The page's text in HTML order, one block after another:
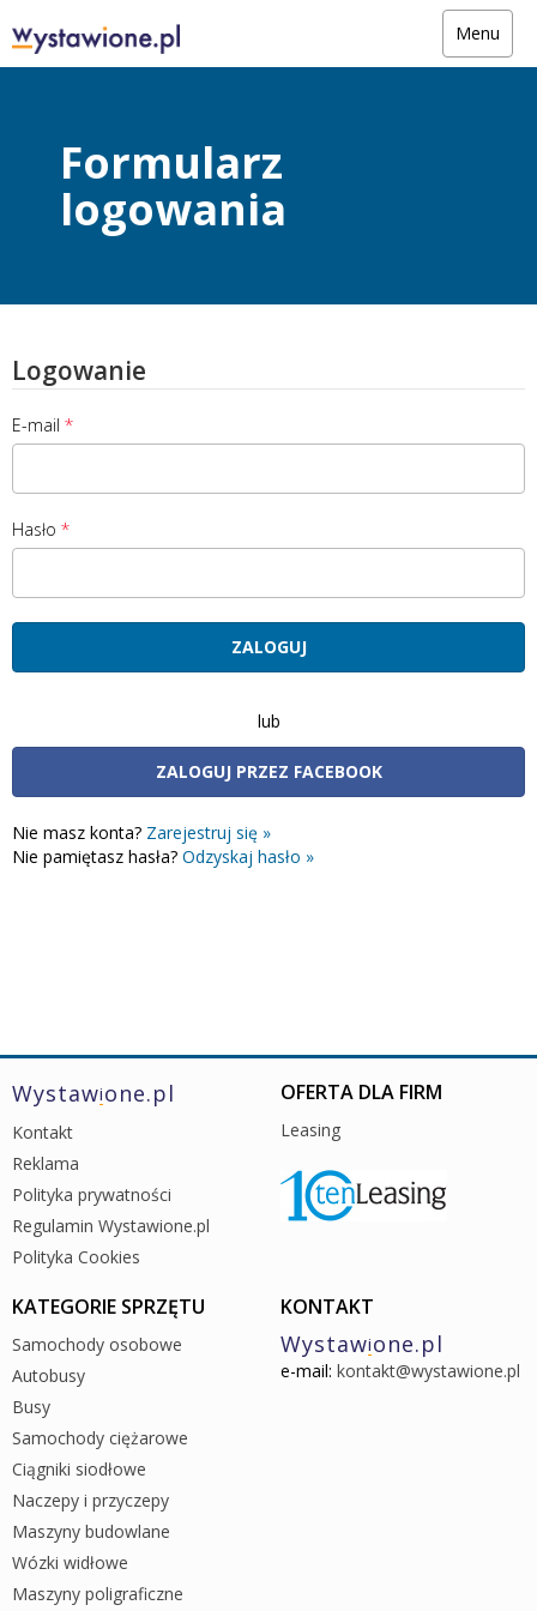
Menu
Formularz
logowania
Logowanie
E-mail
Hasło
lub
ZALOGUJ PRZEZ FACEBOOK
Nie masz konta? Zarejestruj się »
Nie pamiętasz hasła? Odzyskaj hasło »
Wystawione.pl
Kontakt
Reklama
Polityka prywatności
Regulamin Wystawione.pl
Polityka Cookies
OFERTA DLA FIRM
Leasing
KATEGORIE SPRZĘTU
Samochody osobowe
Autobusy
Busy
Samochody ciężarowe
Ciągniki siodłowe
Naczepy i przyczepy
Maszyny budowlane
Wózki widłowe
Maszyny poligraficzne
KONTAKT
Wystawione.pl
e-mail: kontakt@wystawione.pl